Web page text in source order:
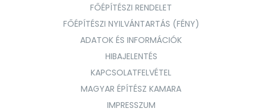
FŐÉPÍTÉSZI RENDELET
FŐÉPÍTÉSZI NYILVÁNTARTÁS (FÉNY)
ADATOK ÉS INFORMÁCIÓK
HIBAJELENTÉS
KAPCSOLATFELVÉTEL
MAGYAR ÉPÍTÉSZ KAMARA
IMPRESSZUM